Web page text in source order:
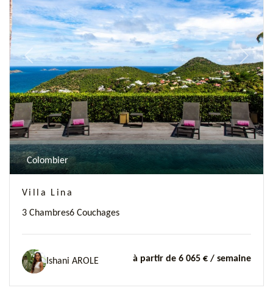
Previous Next
Colombier
Villa Lina
3 Chambres6 Couchages
Ishani AROLE à partir de 6 065 € / semaine